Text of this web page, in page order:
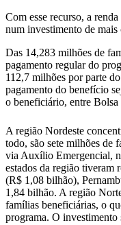
Com esse recurso, a
num investimento de
Das 14,283 milhões de
pagamento regular do
112,7 milhões por parte
pagamento do benefício
o beneficiário, entre
A região Nordeste
todo, são sete milhões de
via Auxílio Emergencial,
estados da região tiveram
(R$ 1,08 bilhão),
1,84 bilhão. A região
famílias beneficiárias, o
programa. O investimento